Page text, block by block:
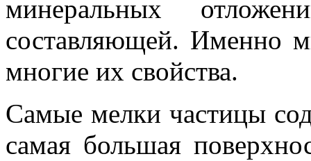
минеральных
составляющей. Именно
многие их свойства.
Самые мелки частицы
самая большая